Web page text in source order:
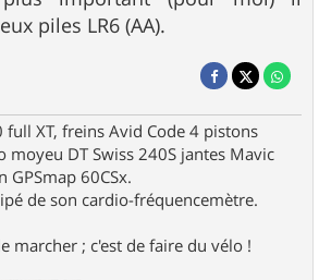
piles LR6 (AA).
full XT, freins Avid Code 4 pistons
moyeu DT Swiss 240S jantes Mavic
60CSx.
de son cardio-fréquencemètre.
marcher ; c'est de faire du vélo !